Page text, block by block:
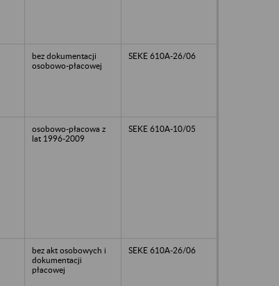
bez dokumentacji
osobowo-płacowej
SEKE 610A-26/06
osobowo-płacowa z
lat 1996-2009
SEKE 610A-10/05
bez akt osobowych i
dokumentacji
płacowej
SEKE 610A-26/06